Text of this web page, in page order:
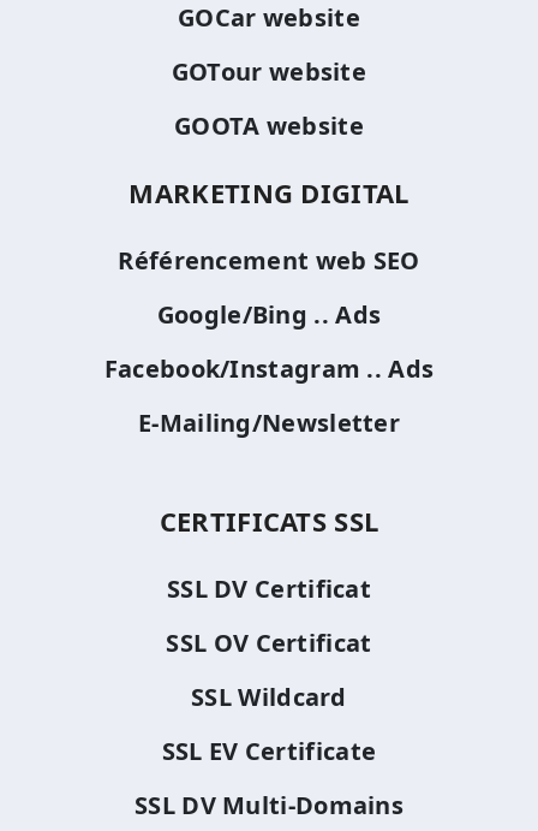
GOCar website
GOTour website
GOOTA website
MARKETING DIGITAL
Référencement web SEO
Google/Bing .. Ads
Facebook/Instagram .. Ads
E-Mailing/Newsletter
CERTIFICATS SSL
SSL DV Certificat
SSL OV Certificat
SSL Wildcard
SSL EV Certificate
SSL DV Multi-Domains